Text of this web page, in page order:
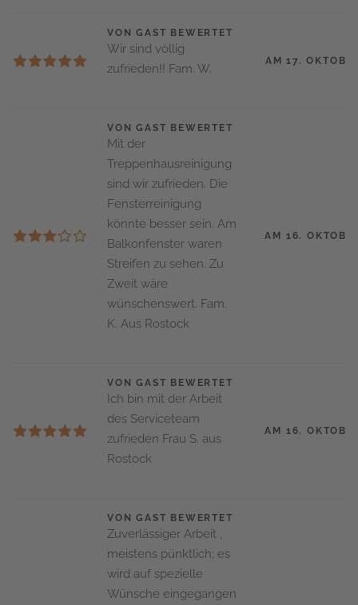
VON GAST BEWERTET
Wir sind völlig
zufrieden!! Fam. W.
AM 17.
VON GAST BEWERTET
Mit der
Treppenhausreinigung
sind wir zufrieden. Die
Fensterreinigung
könnte besser sein. Am
Balkonfenster waren
Streifen zu sehen. Zu
Zweit wäre
wünschenswert. Fam.
K. Aus Rostock
AM 16.
VON GAST BEWERTET
Ich bin mit der Arbeit
des Serviceteam
zufrieden Frau S. aus
Rostock
AM 16.
VON GAST BEWERTET
Zuverlässiger Arbeit ,
meistens pünktlich; es
wird auf spezielle
Wünsche eingegangen